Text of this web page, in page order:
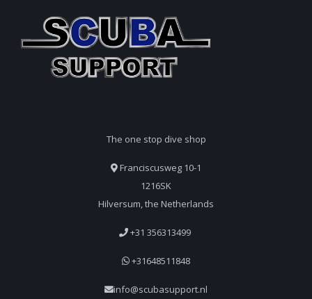
The one stop dive shop
Franciscusweg 10-1
1216SK
Hilversum, the Netherlands
+31 356313499
+31648511848
info@scubasupport.nl